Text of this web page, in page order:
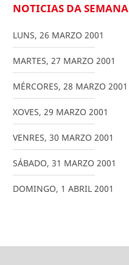
NOTICIAS DA SEMANA
LUNS, 26 MARZO 2001
MARTES, 27 MARZO 2001
MÉRCORES, 28 MARZO 2001
XOVES, 29 MARZO 2001
VENRES, 30 MARZO 2001
SÁBADO, 31 MARZO 2001
DOMINGO, 1 ABRIL 2001